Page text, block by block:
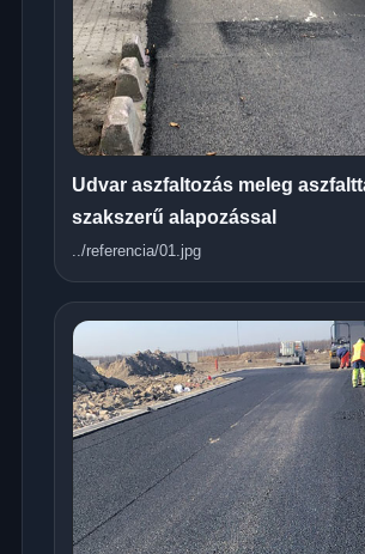
Udvar aszfaltozás meleg
szakszerű alapozással
../referencia/01.jpg